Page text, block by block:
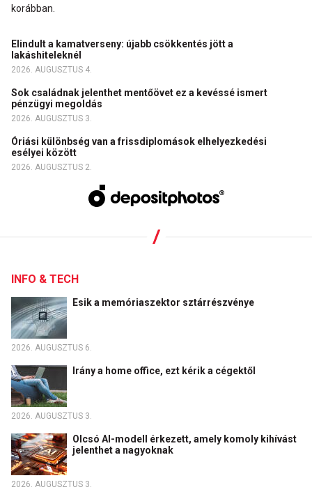
korábban.
Elindult a kamatverseny: újabb csökkentés jött a
lakáshiteleknél
2026. AUGUSZTUS 4.
Sok családnak jelenthet mentőövet ez a kevéssé ismert
pénzügyi megoldás
2026. AUGUSZTUS 3.
Óriási különbség van a frissdiplomások elhelyezkedési
esélyei között
2026. AUGUSZTUS 2.
INFO & TECH
Esik a memóriaszektor sztárrészvénye
2026. AUGUSZTUS 6.
Irány a home office, ezt kérik a cégektől
2026. AUGUSZTUS 3.
Olcsó AI-modell érkezett, amely komoly kihívást
jelenthet a nagyoknak
2026. AUGUSZTUS 3.